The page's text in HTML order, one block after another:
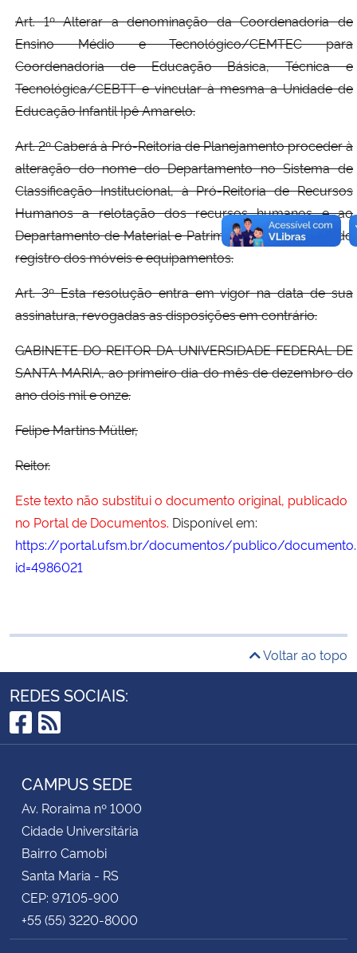
Art. 1º Alterar a denominação da Coordenadoria de
Ensino Médio e Tecnológico/CEMTEC para
Coordenadoria de Educação Básica, Técnica e
Tecnológica/CEBTT e vincular à mesma a Unidade de
Educação Infantil Ipê Amarelo.
Art. 2º Caberá à Pró-Reitoria de Planejamento proceder à
alteração do nome do Departamento no Sistema de
Classificação Institucional, à Pró-Reitoria de Recursos
Humanos a relotação dos recursos humanos e ao
Departamento de Material e Patrimônio a adequação do
registro dos móveis e equipamentos.
Art. 3º Esta resolução entra em vigor na data de sua
assinatura, revogadas as disposições em contrário.
GABINETE DO REITOR DA UNIVERSIDADE FEDERAL DE
SANTA MARIA, ao primeiro dia do mês de dezembro do
ano dois mil e onze.
Felipe Martins Müller,
Reitor.
Este texto não substitui o documento original, publicado
no Portal de Documentos. Disponível em:
https://portal.ufsm.br/documentos/publico/
id=4986021
Voltar ao topo
REDES SOCIAIS:
Facebook
RSS
CAMPUS SEDE
Av. Roraima nº 1000
Cidade Universitária
Bairro Camobi
Santa Maria - RS
CEP: 97105-900
+55 (55) 3220-8000